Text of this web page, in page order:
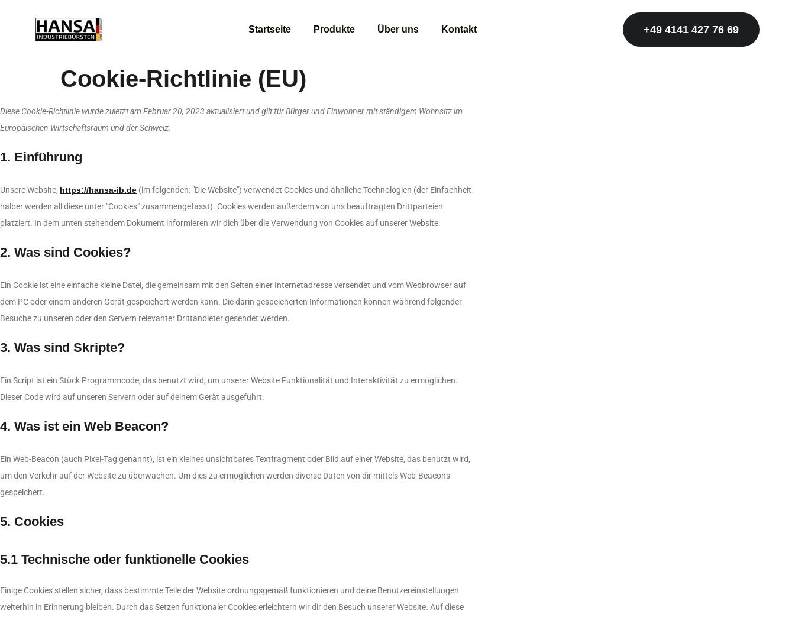
Startseite Produkte Über uns Kontakt +49 4141 427 76 69
Cookie-Richtlinie (EU)
Diese Cookie-Richtlinie wurde zuletzt am Februar 20, 2023 aktualisiert und gilt für Bürger und Einwohner mit ständigem Wohnsitz im
Europäischen Wirtschaftsraum und der Schweiz.
1. Einführung
Unsere Website, https://hansa-ib.de (im folgenden: "Die Website") verwendet Cookies und ähnliche Technologien (der Einfachheit
halber werden all diese unter "Cookies" zusammengefasst). Cookies werden außerdem von uns beauftragten Drittparteien
platziert. In dem unten stehendem Dokument informieren wir dich über die Verwendung von Cookies auf unserer Website.
2. Was sind Cookies?
Ein Cookie ist eine einfache kleine Datei, die gemeinsam mit den Seiten einer Internetadresse versendet und vom Webbrowser auf
dem PC oder einem anderen Gerät gespeichert werden kann. Die darin gespeicherten Informationen können während folgender
Besuche zu unseren oder den Servern relevanter Drittanbieter gesendet werden.
3. Was sind Skripte?
Ein Script ist ein Stück Programmcode, das benutzt wird, um unserer Website Funktionalität und Interaktivität zu ermöglichen.
Dieser Code wird auf unseren Servern oder auf deinem Gerät ausgeführt.
4. Was ist ein Web Beacon?
Ein Web-Beacon (auch Pixel-Tag genannt), ist ein kleines unsichtbares Textfragment oder Bild auf einer Website, das benutzt wird,
um den Verkehr auf der Website zu überwachen. Um dies zu ermöglichen werden diverse Daten von dir mittels Web-Beacons
gespeichert.
5. Cookies
5.1 Technische oder funktionelle Cookies
Einige Cookies stellen sicher, dass bestimmte Teile der Website ordnungsgemäß funktionieren und deine Benutzereinstellungen
weiterhin in Erinnerung bleiben. Durch das Setzen funktionaler Cookies erleichtern wir dir den Besuch unserer Website. Auf diese